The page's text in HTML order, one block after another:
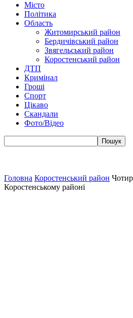
Місто
Політика
Область
Житомирський район
Бердичівський район
Звягельський район
Коростенський район
ДТП
Кримінал
Гроші
Спорт
Цікаво
Скандали
Фото/Відео
Головна Коростенський район
Коростенському районі